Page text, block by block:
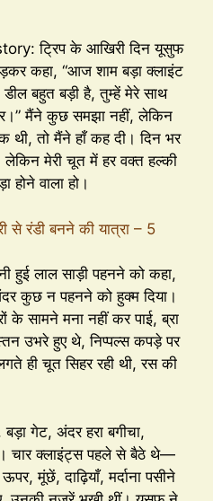
ट्रिप के आखिरी दिन यूसुफ
कहा, “आज शाम बड़ा क्लाइंट
बहुत बड़ी है, तुम्हें मेरे साथ
मैंने कुछ समझा नहीं, लेकिन
थी, तो मैंने हाँ कह दी। दिन भर
लेकिन मेरी चूत में हर वक्त हल्की
वाला हो।
से रंडी बनने की यात्रा – 5
हुई लाल साड़ी पहनने को कहा,
कुछ न पहनने को हुक्म दिया।
के सामने मना नहीं कर पाई, ब्रा
उभरे हुए थे, निप्पल्स कपड़े पर
ही चूत सिहर रही थी, रस की
बड़ा गेट, अंदर हरा बगीचा,
चार क्लाइंट्स पहले से बैठे थे—
मूंछें, दाढ़ियाँ, मर्दाना पसीने